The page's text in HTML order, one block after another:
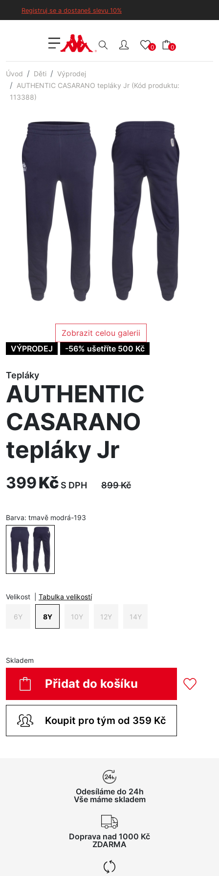
Registruj se a dostaneš slevu 10%
0 0
Úvod Děti
Výprodej
AUTHENTIC CASARANO tepláky Jr (Kód produktu:
113388)
Zobrazit celou galerii
VÝPRODEJ
-56% ušetříte 500 Kč
Tepláky
AUTHENTIC
CASARANO
tepláky Jr
399Kč S DPH 899Kč
Barva: tmavě modrá-193
Velikost Tabulka velikostí
6Y 8Y 10Y 12Y 14Y
Skladem
Přidat do košíku
Koupit pro tým od 359 Kč
Odesíláme do 24h
Vše máme skladem
Doprava nad 1000 Kč
ZDARMA